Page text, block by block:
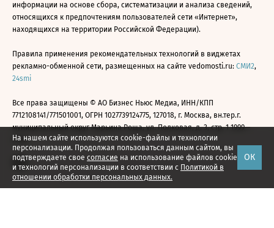
На нашем сайте используются cookie-файлы и технологии
персонализации. Продолжая пользоваться данным сайтом, вы
подтверждаете свое согласие на использование файлов cookie
и технологий персонализации в соответствии с Политикой в
отношении обработки персональных данных.
ОК
информации на основе сбора, систематизации и анализа сведений,
относящихся к предпочтениям пользователей сети «Интернет»,
находящихся на территории Российской Федерации).
Правила применения рекомендательных технологий в виджетах
рекламно-обменной сети, размещенных на сайте vedomosti.ru: СМИ2,
24smi
Все права защищены © АО Бизнес Ньюс Медиа, ИНН/КПП
7712108141/771501001, ОГРН 1027739124775, 127018, г. Москва, вн.тер.г.
муниципальный округ Марьина Роща, ул. Полковая, д. 3, стр. 1 1999—
2026